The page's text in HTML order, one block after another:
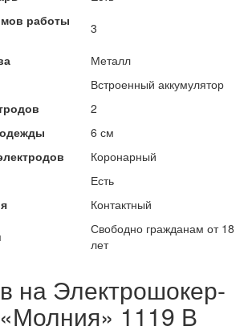
работы
3
Металл
Встроенный аккумулятор
2
6 см
Коронарный
Есть
Контактный
Свободно гражданам от 18
лет
на Электрошокер-
1119 В